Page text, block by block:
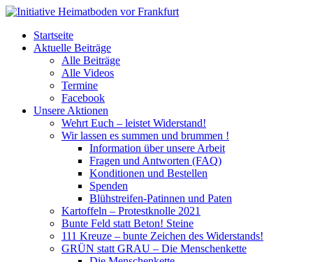
Startseite
Aktuelle Beiträge
Alle Beiträge
Alle Videos
Termine
Facebook
Unsere Aktionen
Wehrt Euch – leistet Widerstand!
Wir lassen es summen und brummen !
Information über unsere Arbeit
Fragen und Antworten (FAQ)
Konditionen und Bestellen
Spenden
Blühstreifen-Patinnen und Paten
Kartoffeln – Protestknolle 2021
Bunte Feld statt Beton! Steine
111 Kreuze – bunte Zeichen des Widerstands!
GRÜN statt GRAU – Die Menschenkette